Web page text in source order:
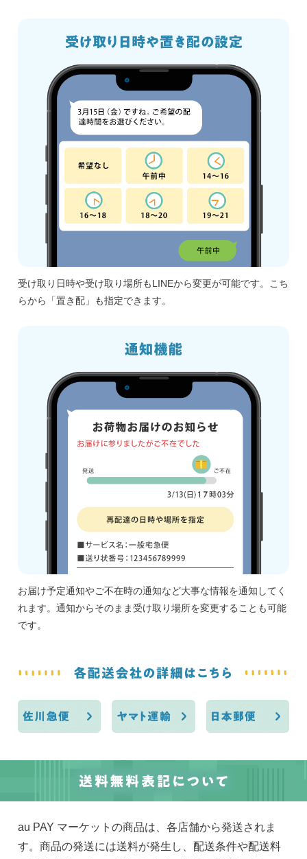
受け取り日時や受け取り場所もLINEから変更が可能です。こち
らから「置き配」も指定できます。
お届け予定通知やご不在時の通知など大事な情報を通知してく
れます。通知からそのまま受け取り場所を変更することも可能
です。
au PAY マーケット の商品は、各店舗から発送されま
す。商品の発送には送料が発生し、配送条件や配送料